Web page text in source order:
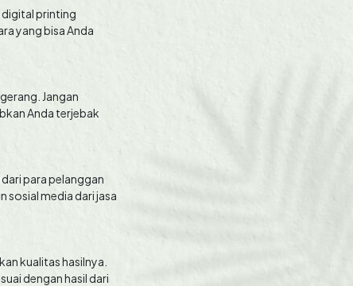
digital printing
yang bisa Anda
Jangan
Anda terjebak
para pelanggan
sosial media dari jasa
kualitas hasilnya.
dengan hasil dari